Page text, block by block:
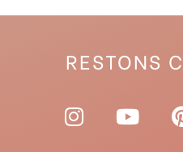
RESTONS
I
n
Y
o